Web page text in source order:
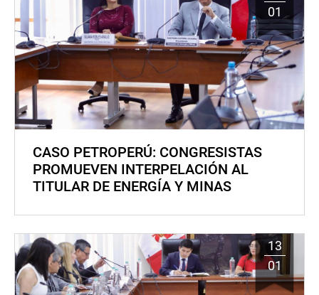
01
CASO PETROPERÚ: CONGRESISTAS
PROMUEVEN INTERPELACIÓN AL
TITULAR DE ENERGÍA Y MINAS
13
01